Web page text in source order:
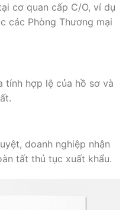
cơ quan cấp C/O, ví dụ
các Phòng Thương mại
tính hợp lệ của hồ sơ và
doanh nghiệp nhận
tất thủ tục xuất khẩu.